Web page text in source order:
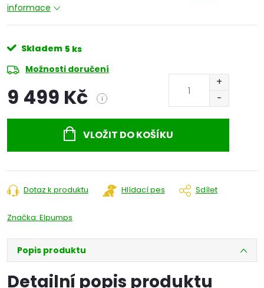
informace
Skladem 5 ks
Možnosti doručení
9 499 Kč i
VLOŽIT DO KOŠÍKU
Dotaz k produktu Hlídací pes Sdílet
Značka: Elpumps
Popis produktu
Detailní popis produktu